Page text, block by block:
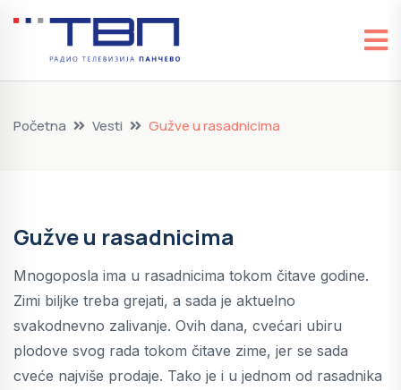
Početna Vesti Gužve u rasadnicima
Gužve u rasadnicima
Mnogoposla ima u rasadnicima tokom čitave godine.
Zimi biljke treba grejati, a sada je aktuelno
svakodnevno zalivanje. Ovih dana, cvećari ubiru
plodove svog rada tokom čitave zime, jer se sada
cveće najviše prodaje. Tako je i u jednom od rasadnika